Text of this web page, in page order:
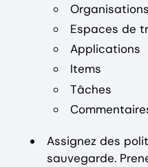
Organisations
Espaces de
Applications
Items
Tâches
Assignez des
sauvegarde.